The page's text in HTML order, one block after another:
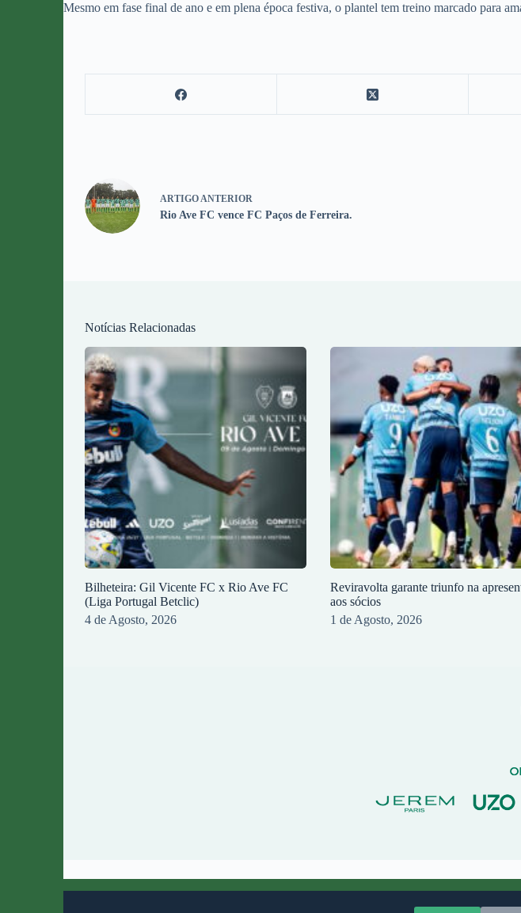
Mesmo em fase final de ano e em plena época festiva, o plantel tem treino marcado para
ARTIGO ANTERIOR
Rio Ave FC vence FC Paços de Ferreira.
Notícias Relacionadas
Bilheteira: Gil Vicente FC x Rio Ave FC
(Liga Portugal Betclic)
4 de Agosto, 2026
Reviravolta garante triunfo na
aos sócios
1 de Agosto, 2026